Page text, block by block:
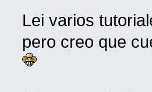
Lei varios
pero creo que